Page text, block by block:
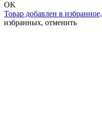
OK
Товар добавлен в избранное,
избранных, отменить